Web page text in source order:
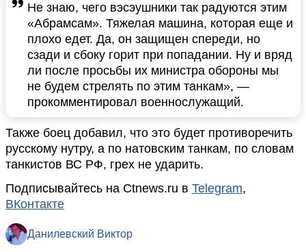
Не знаю, чего вэсэушники так радуются этим
«Абрамсам». Тяжелая машина, которая еще и
плохо едет. Да, он защищен спереди, но
сзади и сбоку горит при попадании. Ну и вряд
ли после просьбы их министра обороны мы
не будем стрелять по этим танкам», —
прокомментировал военнослужащий.
Также боец добавил, что это будет противоречить
русскому нутру, а по натовским танкам, по словам
танкистов ВС РФ, грех не ударить.
Подписывайтесь на Ctnews.ru в Telegram,
ВКонтакте
Данилевский Виктор